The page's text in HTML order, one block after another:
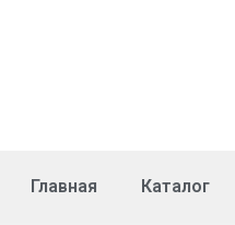
Главная Каталог